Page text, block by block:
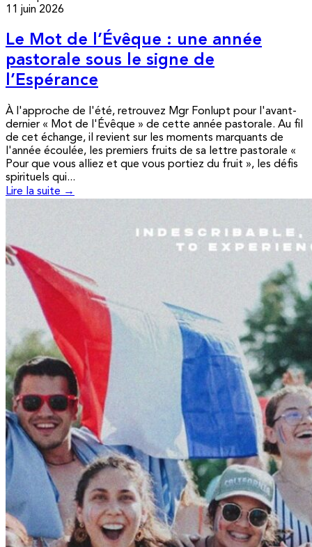
11 juin 2026
Le Mot de l’Évêque : une année
pastorale sous le signe de
l’Espérance
À l'approche de l'été, retrouvez Mgr Fonlupt pour l'avant-
dernier « Mot de l'Évêque » de cette année pastorale. Au fil
de cet échange, il revient sur les moments marquants de
l'année écoulée, les premiers fruits de sa lettre pastorale «
Pour que vous alliez et que vous portiez du fruit », les défis
spirituels qui...
Lire la suite →